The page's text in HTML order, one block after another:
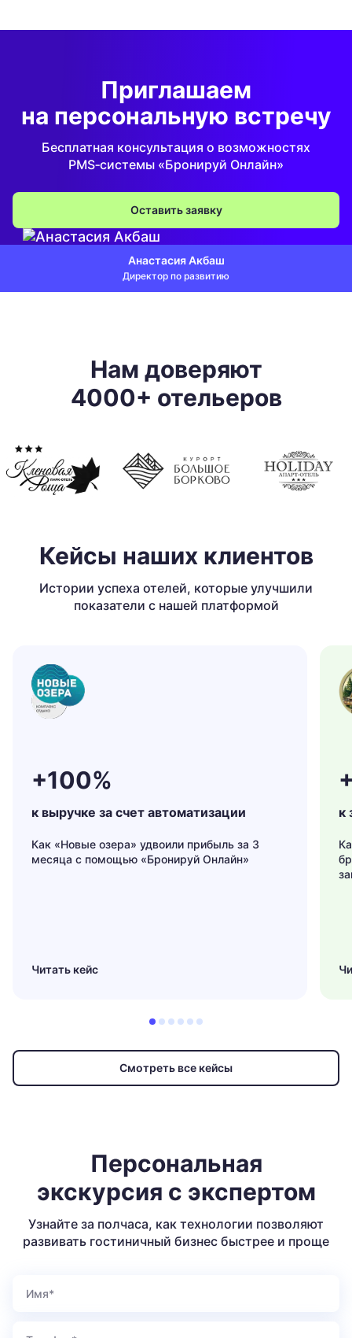
Приглашаем
на персональную встречу
Бесплатная консультация о возможностях
PMS‑системы «Бронируй Онлайн»
Оставить заявку
Анастасия Акбаш
Директор по развитию
Нам доверяют
4000+ отельеров
Кейсы наших клиентов
Истории успеха отелей, которые улучшили
с нашей платформой
+100%
к выручке за счет автоматизации
Как «Новые озера» удвоили прибыль за 3
месяца с помощью «Бронируй Онлайн»
Смотреть все кейсы
Персональная
экскурсия с экспертом
Узнайте за полчаса, как технологии позволяют
развивать гостиничный бизнес быстрее и проще